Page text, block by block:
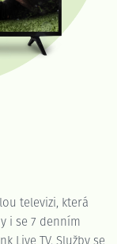
televizi, která
i se 7 denním
Live TV. Služby se